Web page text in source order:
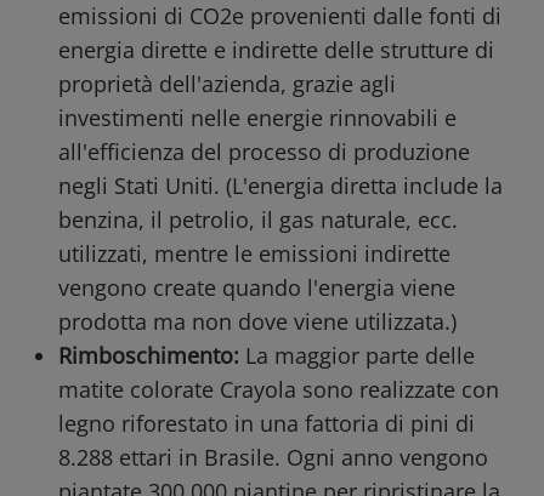
emissioni di CO2e provenienti dalle fonti di
energia dirette e indirette delle strutture di
proprietà dell'azienda, grazie agli
investimenti nelle energie rinnovabili e
all'efficienza del processo di produzione
negli Stati Uniti. (L'energia diretta include la
benzina, il petrolio, il gas naturale, ecc.
utilizzati, mentre le emissioni indirette
vengono create quando l'energia viene
prodotta ma non dove viene utilizzata.)
Rimboschimento: La maggior parte delle
matite colorate Crayola sono realizzate con
legno riforestato in una fattoria di pini di
8.288 ettari in Brasile. Ogni anno vengono